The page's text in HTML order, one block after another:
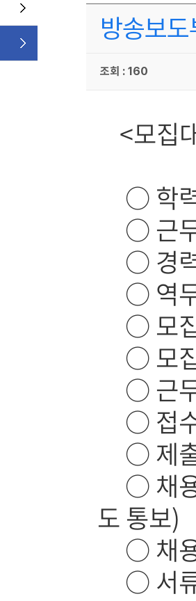
방송보
조회 : 160
<모집
○ 학력
○ 근무
○ 경력
○ 역무
○ 모
○ 모집
○ 근무
○ 접수
○ 제출
○ 채용
도 통보)
○ 채용
○ 서